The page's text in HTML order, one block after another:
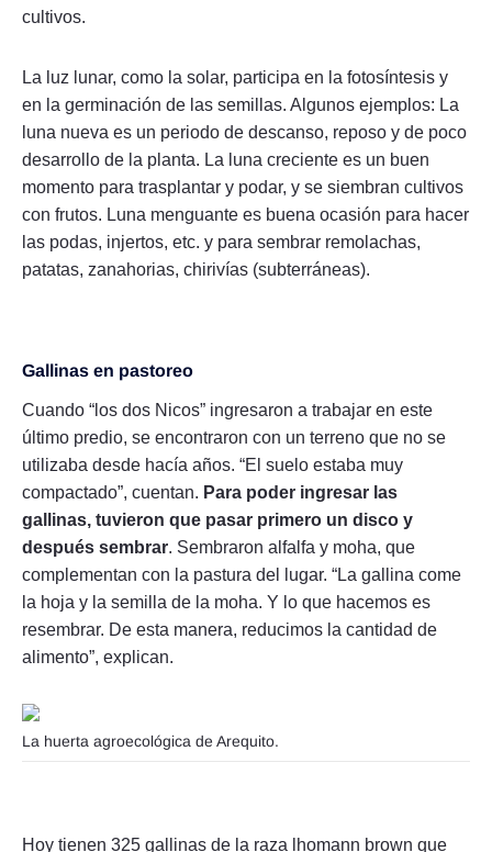
cultivos.
La luz lunar, como la solar, participa en la fotosíntesis y
en la germinación de las semillas. Algunos ejemplos: La
luna nueva es un periodo de descanso, reposo y de poco
desarrollo de la planta. La luna creciente es un buen
momento para trasplantar y podar, y se siembran cultivos
con frutos. Luna menguante es buena ocasión para hacer
las podas, injertos, etc. y para sembrar remolachas,
patatas, zanahorias, chirivías (subterráneas).
Gallinas en pastoreo
Cuando “los dos Nicos” ingresaron a trabajar en este
último predio, se encontraron con un terreno que no se
utilizaba desde hacía años. “El suelo estaba muy
compactado”, cuentan. Para poder ingresar las
gallinas, tuvieron que pasar primero un disco y
después sembrar. Sembraron alfalfa y moha, que
complementan con la pastura del lugar. “La gallina come
la hoja y la semilla de la moha. Y lo que hacemos es
resembrar. De esta manera, reducimos la cantidad de
alimento”, explican.
La huerta agroecológica de Arequito.
Hoy tienen 325 gallinas de la raza lhomann brown que